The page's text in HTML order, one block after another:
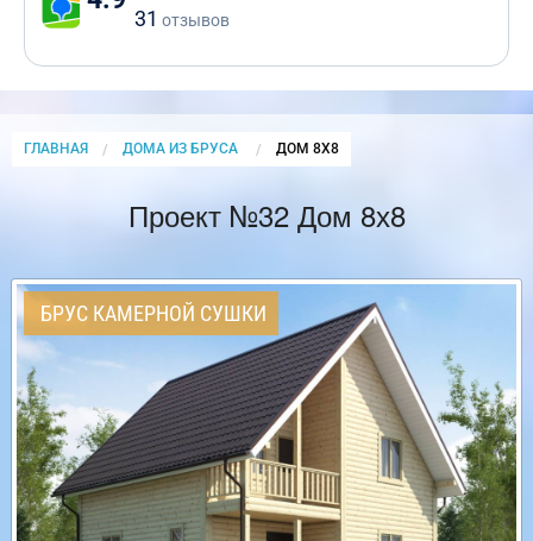
31 отзывов
ГЛАВНАЯ ДОМА ИЗ БРУСА CURRENT:
ДОМ 8Х8
Проект №32 Дом 8х8
БРУС КАМЕРНОЙ СУШКИ